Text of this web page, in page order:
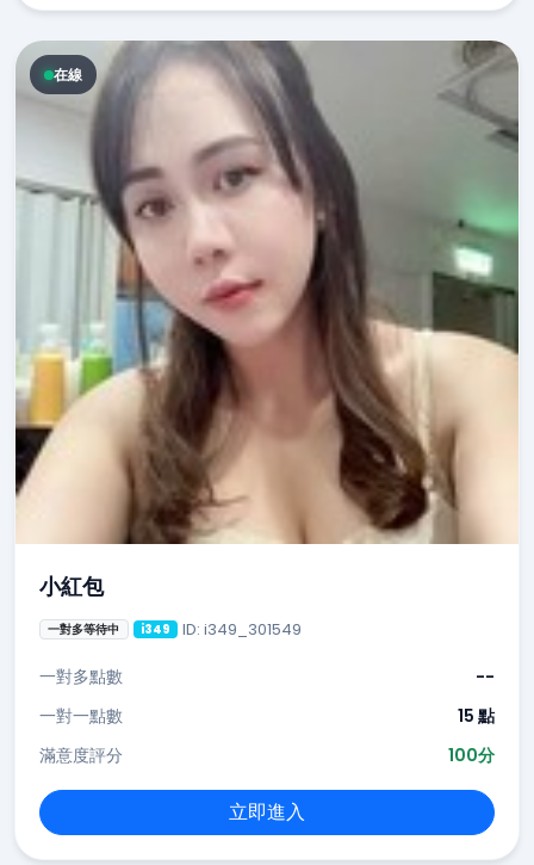
在線
小紅包
一對多等待中 i349 ID: i349_301549
一對多點數
--
一對一點數
15 點
滿意度評分
100分
立即進入